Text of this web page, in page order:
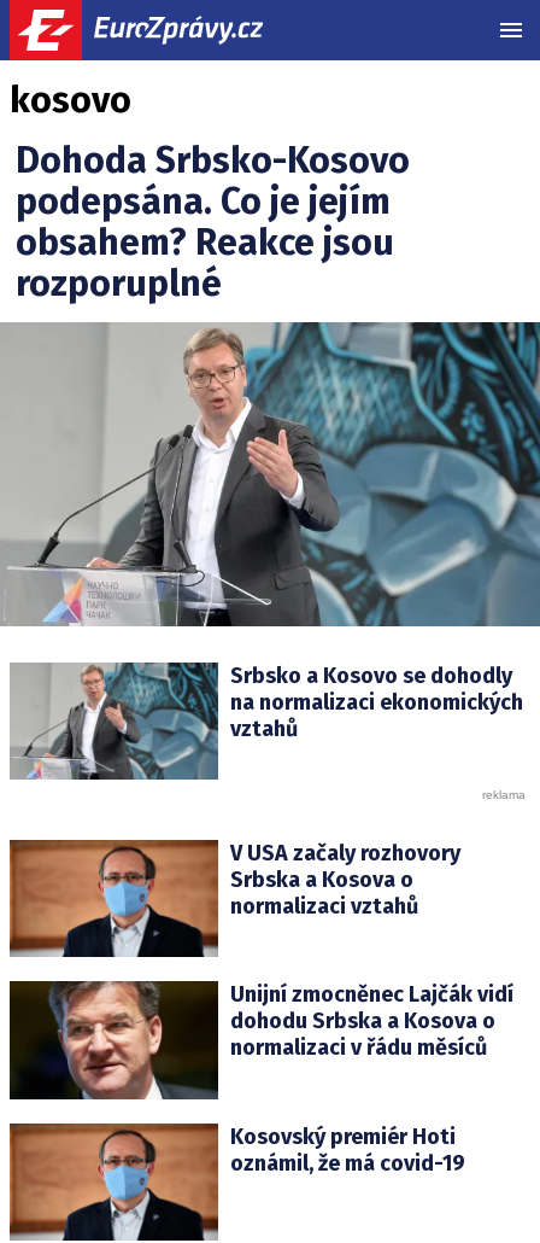
kosovo
Dohoda Srbsko-Kosovo
podepsána. Co je jejím
obsahem? Reakce jsou
rozporuplné
Srbsko a Kosovo se dohodly
na normalizaci ekonomických
vztahů
V USA začaly rozhovory
Srbska a Kosova o
normalizaci vztahů
Unijní zmocněnec Lajčák vidí
dohodu Srbska a Kosova o
normalizaci v řádu měsíců
Kosovský premiér Hoti
oznámil, že má covid-19